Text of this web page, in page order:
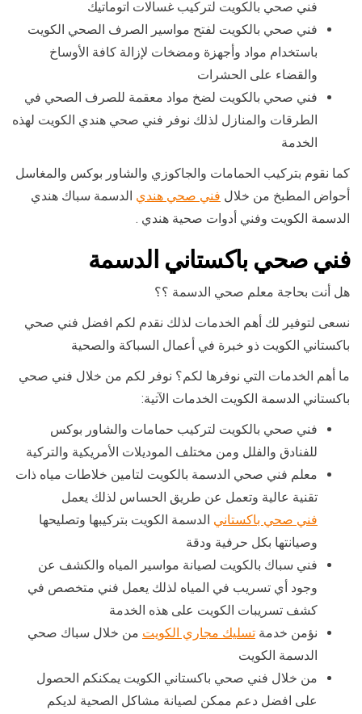
فني صحي بالكويت لتركيب غسالات اتوماتيك
فني صحي بالكويت لفتح مواسير الصرف الصحي الكويت
باستخدام مواد وأجهزة ومضخات لإزالة كافة الأوساخ
والقضاء على الحشرات
فني صحي بالكويت لضخ مواد معقمة للصرف الصحي في
الطرقات والمنازل لذلك نوفر فني صحي هندي الكويت لهذه
الخدمة
كما نقوم بتركيب الحمامات والجاكوزي والشاور بوكس والمغاسل
أحواض المطبخ من خلال فني صحي هندي الدسمة سباك هندي
الدسمة الكويت وفني أدوات صحية هندي .
فني صحي باكستاني الدسمة
هل أنت بحاجة معلم صحي الدسمة ؟؟
نسعى لتوفير لك أهم الخدمات لذلك نقدم لكم افضل فني صحي
باكستاني الكويت ذو خبرة في أعمال السباكة والصحية
ما أهم الخدمات التي نوفرها لكم؟ نوفر لكم من خلال فني صحي
باكستاني الدسمة الكويت الخدمات الآتية:
فني صحي بالكويت لتركيب حمامات والشاور بوكس
للفنادق والفلل ومن مختلف الموديلات الأمريكية والتركية
معلم فني صحي الدسمة بالكويت لتامين خلاطات مياه ذات
تقنية عالية وتعمل عن طريق الحساس لذلك يعمل
فني صحي باكستاني الدسمة الكويت بتركيبها وتصليحها
وصيانتها بكل حرفية ودقة
فني سباك بالكويت لصيانة مواسير المياه والكشف عن
وجود أي تسريب في المياه لذلك يعمل فني متخصص في
كشف تسريبات الكويت على هذه الخدمة
نؤمن خدمة تسليك مجاري الكويت من خلال سباك صحي
الدسمة الكويت
من خلال فني صحي باكستاني الكويت يمكنكم الحصول
على افضل دعم ممكن لصيانة مشاكل الصحية لديكم